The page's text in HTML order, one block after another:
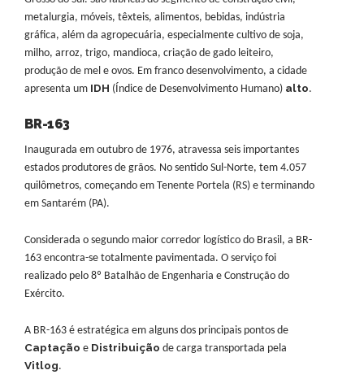
metalurgia, móveis, têxteis, alimentos, bebidas, indústria
gráfica, além da agropecuária, especialmente cultivo de soja,
milho, arroz, trigo, mandioca, criação de gado leiteiro,
produção de mel e ovos. Em franco desenvolvimento, a cidade
apresenta um IDH (Índice de Desenvolvimento Humano) alto.
BR-163
Inaugurada em outubro de 1976, atravessa seis importantes
estados produtores de grãos. No sentido Sul-Norte, tem 4.057
quilômetros, começando em Tenente Portela (RS) e terminando
em Santarém (PA).
Considerada o segundo maior corredor logístico do Brasil, a BR-
163 encontra-se totalmente pavimentada. O serviço foi
realizado pelo 8º Batalhão de Engenharia e Construção do
Exército.
A BR-163 é estratégica em alguns dos principais pontos de
Captação e Distribuição de carga transportada pela
Vitlog.